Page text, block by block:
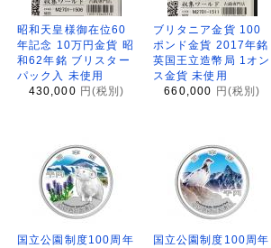
昭和天皇様御在位60
年記念 10万円金貨 昭
和62年銘 ブリスター
パック入 未使用
430,000 円(税別)
ブリタニア金貨 100
ポンド金貨 2017年銘
英国王立造幣局 1オン
ス金貨 未使用
660,000 円(税別)
国立公園制度100周年
国立公園制度100周年